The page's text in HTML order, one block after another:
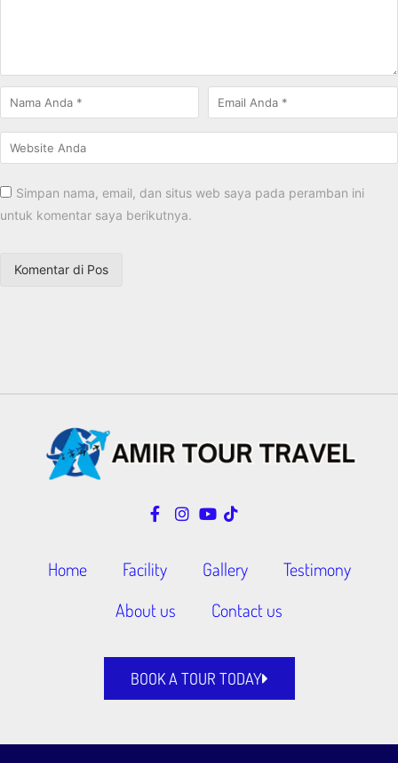
Simpan nama, email, dan situs web saya pada peramban ini
untuk komentar saya berikutnya.
Home Facility Gallery
Testimony
About us
Contact us
BOOK A TOUR TODAY